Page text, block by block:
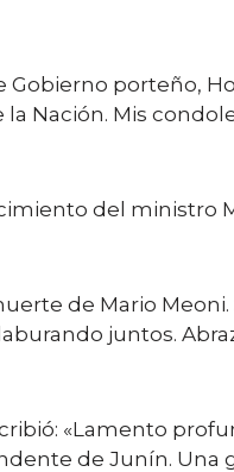
porteño,
Nación. Mis
del ministro
de Mario
juntos.
«Lamento
de Junín. Una